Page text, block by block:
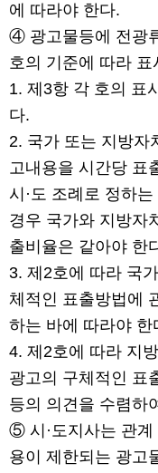
에 따라야 한다.
④ 광고물등에 전광
호의 기준에 따라 표
1. 제3항 각 호의 표
다.
2. 국가 또는 지방자
고내용을 시간당 표
시·도 조례로 정하
경우 국가와 지방자
출비율은 같아야 한
3. 제2호에 따라 국
체적인 표출방법에
하는 바에 따라야 한
4. 제2호에 따라 지
광고의 구체적인 표
등의 의견을 수렴하
⑤ 시·도지사는 관계
용이 제한되는 광고